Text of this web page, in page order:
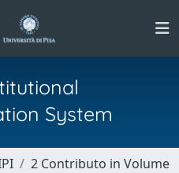
System
2 Contributo in Volume